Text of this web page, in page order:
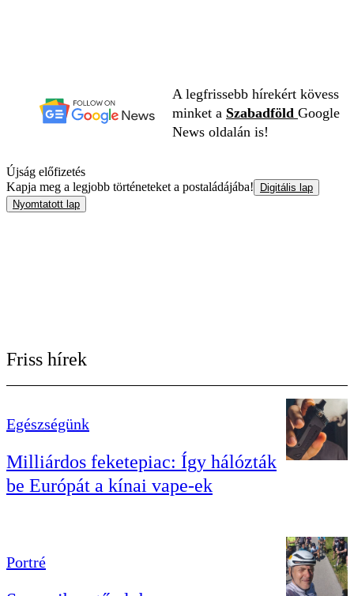
A legfrissebb hírekért kövess
minket a Szabadföld Google
News oldalán is!
Újság előfizetés
Kapja meg a legjobb történeteket a postaládájába!
Digitális lap
Nyomtatott lap
Friss hírek
Egészségünk
Milliárdos feketepiac: Így hálózták
be Európát a kínai vape-ek
Portré